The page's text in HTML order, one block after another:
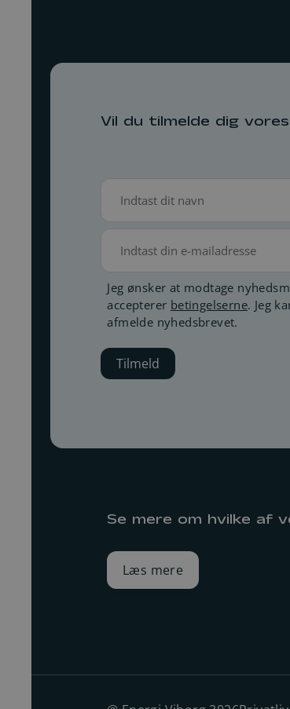
Vil du tilmelde dig
(Påkrævet)
mail
Betingelser
(Påkrævet)
Jeg ønsker at modtage
accepterer betingelserne. Jeg
afmelde nyhedsbrevet.
Se mere om hvilke af
Læs mere